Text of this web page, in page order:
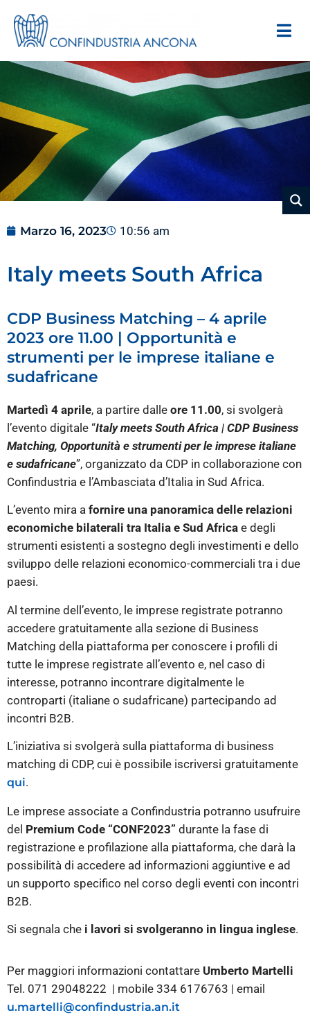
Marzo 16, 2023 10:56 am
Italy meets South Africa
CDP Business Matching – 4 aprile
2023 ore 11.00 | Opportunità e
strumenti per le imprese italiane e
sudafricane
Martedì 4 aprile, a partire dalle ore 11.00, si svolgerà
l’evento digitale “Italy meets South Africa | CDP Business
Matching, Opportunità e strumenti per le imprese italiane
e sudafricane”, organizzato da CDP in collaborazione con
Confindustria e l’Ambasciata d’Italia in Sud Africa.
L’evento mira a fornire una panoramica delle relazioni
economiche bilaterali tra Italia e Sud Africa e degli
strumenti esistenti a sostegno degli investimenti e dello
sviluppo delle relazioni economico-commerciali tra i due
paesi.
Al termine dell’evento, le imprese registrate potranno
accedere gratuitamente alla sezione di Business
Matching della piattaforma per conoscere i profili di
tutte le imprese registrate all’evento e, nel caso di
interesse, potranno incontrare digitalmente le
controparti (italiane o sudafricane) partecipando ad
incontri B2B.
L’iniziativa si svolgerà sulla piattaforma di business
matching di CDP, cui è possibile iscriversi gratuitamente
qui.
Le imprese associate a Confindustria potranno usufruire
del Premium Code “CONF2023” durante la fase di
registrazione e profilazione alla piattaforma, che darà la
possibilità di accedere ad informazioni aggiuntive e ad
un supporto specifico nel corso degli eventi con incontri
B2B.
Si segnala che i lavori si svolgeranno in lingua inglese.
Per maggiori informazioni contattare Umberto Martelli
Tel. 071 29048222 | mobile 334 6176763 | email
u.martelli@confindustria.an.it